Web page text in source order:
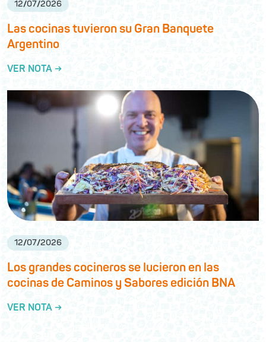
12/07/2026
Las cocinas tuvieron su Gran Banquete
Argentino
VER NOTA →
12/07/2026
Los grandes cocineros se lucieron en las
cocinas de Caminos y Sabores edición BNA
VER NOTA →